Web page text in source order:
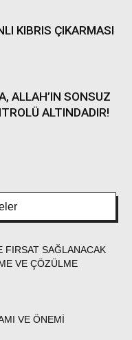
KIBRIS ÇIKARMASI
ALLAH’IN SONSUZ
ALTINDADIR!
FIRSAT SAĞLANACAK
VE ÇÖZÜLME
VE ÖNEMİ